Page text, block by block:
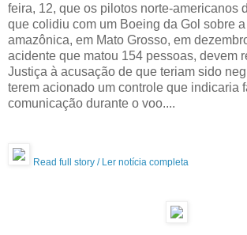
feira, 12, que os pilotos norte-americanos
que colidiu com um Boeing da Gol sobre
amazônica, em Mato Grosso, em
acidente que matou 154 pessoas, devem
Justiça à acusação de que teriam sido
terem acionado um controle que indicaria
comunicação durante o voo....
Read full story / Ler notícia completa